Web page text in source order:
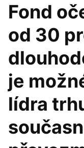
Fond
od 30
je
lídra